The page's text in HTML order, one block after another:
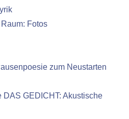
Fotos
zum Neustarten
DAS GEDICHT: Akustische